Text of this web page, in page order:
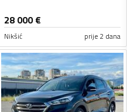
28 000€
Nikšić prije 2 dana